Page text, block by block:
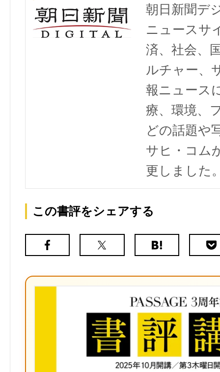
朝日新聞デ
ニュースサ
済、社会、
ルチャー、
報ニュース
療、環境、
どの話題や
サヒ・コム
更しました
この書評をシェアする
Facebook
X（旧
は
ク
マ
ー
ク